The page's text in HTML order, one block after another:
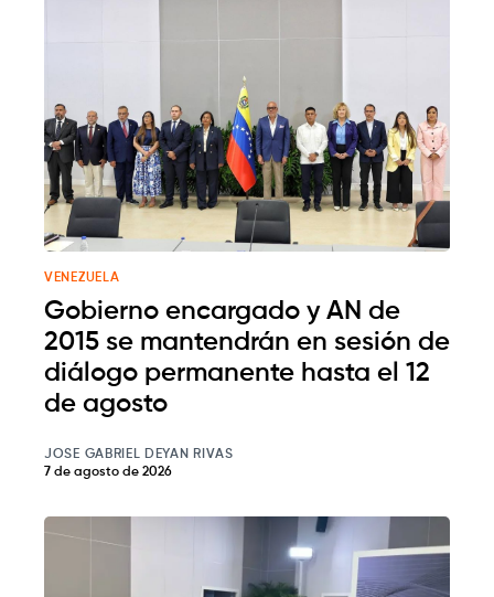
VENEZUELA
Gobierno encargado y AN de
2015 se mantendrán en sesión de
diálogo permanente hasta el 12
de agosto
JOSE GABRIEL DEYAN RIVAS
7 de agosto de 2026